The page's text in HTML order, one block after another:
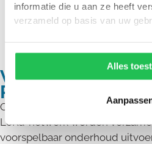
informatie die u aan ze heeft
verzameld op basis van uw
Alles
Voorspelbaar
Predictive
Op basis van de vele
LoRa-netwerk worden
voorspelbaar onderhoud